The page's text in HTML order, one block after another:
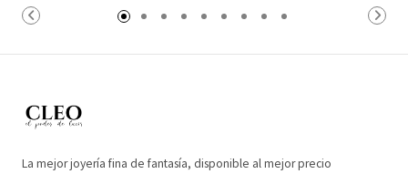
Carrito Carrito
La mejor joyería fina de fantasía, disponible al mejor precio